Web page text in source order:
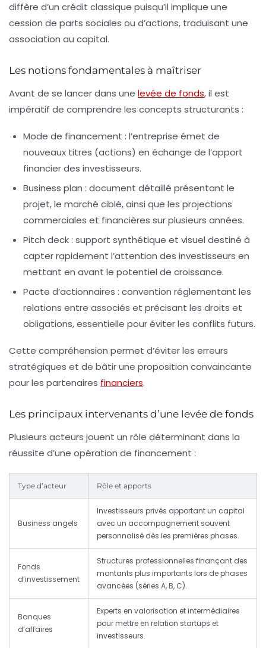
diffère d’un crédit classique puisqu’il implique une
cession de parts sociales ou d’actions, traduisant une
association au capital.
Les notions fondamentales à maîtriser
Avant de se lancer dans une levée de fonds, il est
impératif de comprendre les concepts structurants :
Mode de financement : l’entreprise émet de
nouveaux titres (actions) en échange de l’apport
financier des investisseurs.
Business plan : document détaillé présentant le
projet, le marché ciblé, ainsi que les projections
commerciales et financières sur plusieurs années.
Pitch deck : support synthétique et visuel destiné à
capter rapidement l’attention des investisseurs en
mettant en avant le potentiel de croissance.
Pacte d’actionnaires : convention réglementant les
relations entre associés et précisant les droits et
obligations, essentielle pour éviter les conflits futurs.
Cette compréhension permet d’éviter les erreurs
stratégiques et de bâtir une proposition convaincante
pour les partenaires financiers.
Les principaux intervenants d’une levée de fonds
Plusieurs acteurs jouent un rôle déterminant dans la
réussite d’une opération de financement :
Type d’acteur Rôle et apports
Business angels
Investisseurs privés apportant un capital
avec un accompagnement souvent
personnalisé dès les premières phases.
Fonds
d’investissement
Structures professionnelles finançant des
montants plus importants lors de phases
avancées (séries A, B, C).
Banques
d’affaires
Experts en valorisation et intermédiaires
pour mettre en relation startups et
investisseurs.